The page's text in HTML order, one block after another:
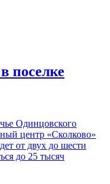
поселке
Одинцовского
центр «Сколково»
от двух до шести
до 25 тысяч